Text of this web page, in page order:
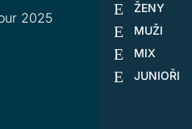
2025
ŽENY
MUŽI
MIX
JUNIOŘI